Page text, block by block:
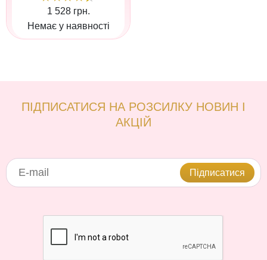
1 528 грн.
Немає у наявності
ПІДПИСАТИСЯ НА РОЗСИЛКУ НОВИН І
АКЦІЙ
Підписатися